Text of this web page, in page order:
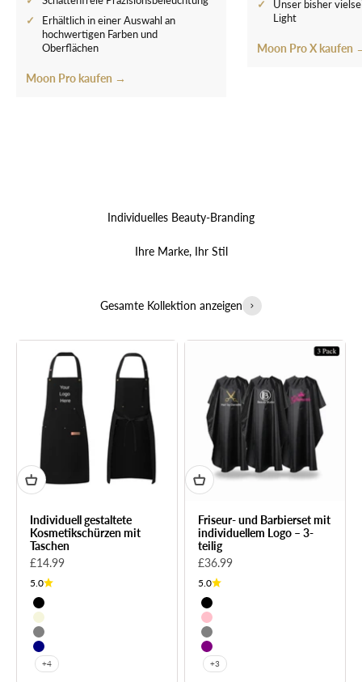
Erhältlich in einer Auswahl an
hochwertigen Farben und
Oberflächen
Moon Pro kaufen →
Unser bisher
Light
Moon Pro X kaufen
Individuelles Beauty-Branding
Ihre Marke, Ihr Stil
Gesamte Kollektion anzeigen
Individuell gestaltete
Kosmetikschürzen mit
Taschen
Sale price
£14.99
5.0
Schwarz
Beige
Grau
Marine
+4
Friseur- und Barbierset mit
individuellem Logo – 3-
teilig
Sale price
£36.99
5.0
Schwarz
Rosa
Grau
Lila
+3